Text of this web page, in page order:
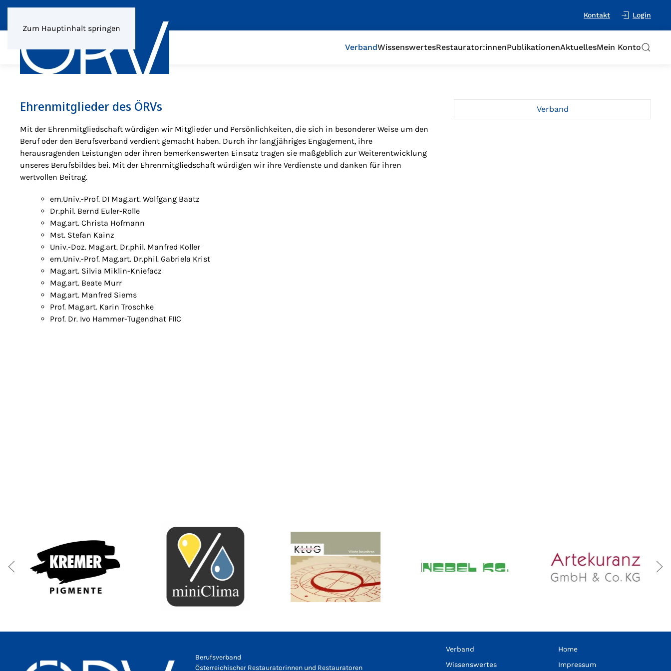
Zum Hauptinhalt springen
Kontakt Login
VerbandWissenswertesRestaurator:innenPublikationenAktuellesMein Konto
Ehrenmitglieder des ÖRVs
Mit der Ehrenmitgliedschaft würdigen wir Mitglieder und Persönlichkeiten, die sich in besonderer Weise um den
Beruf oder den Berufsverband verdient gemacht haben. Durch ihr langjähriges Engagement, ihre
herausragenden Leistungen oder ihren bemerkenswerten Einsatz tragen sie maßgeblich zur Weiterentwicklung
unseres Berufsbildes bei. Mit der Ehrenmitgliedschaft würdigen wir ihre Verdienste und danken für ihren
wertvollen Beitrag.
em.Univ.-Prof. DI Mag.art. Wolfgang Baatz
Dr.phil. Bernd Euler-Rolle
Mag.art. Christa Hofmann
Mst. Stefan Kainz
Univ.-Doz. Mag.art. Dr.phil. Manfred Koller
em.Univ.-Prof. Mag.art. Dr.phil. Gabriela Krist
Mag.art. Silvia Miklin-Kniefacz
Mag.art. Beate Murr
Mag.art. Manfred Siems
Prof. Mag.art. Karin Troschke
Prof. Dr. Ivo Hammer-Tugendhat FIIC
Verband
Berufsverband
Österreichischer Restauratorinnen und Restauratoren
Verband
Wissenswertes
Home
Impressum